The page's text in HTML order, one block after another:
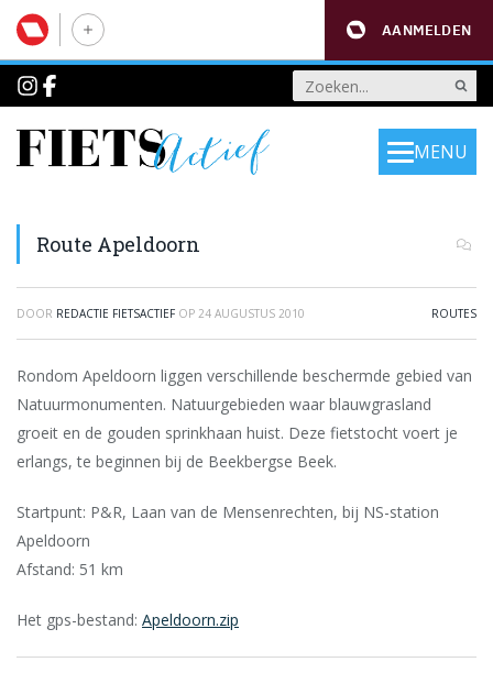
AANMELDEN
MENU
Route Apeldoorn
DOOR REDACTIE FIETSACTIEF OP 24 AUGUSTUS 2010 ROUTES
Rondom Apeldoorn liggen verschillende beschermde gebied van
Natuurmonumenten. Natuurgebieden waar blauwgrasland
groeit en de gouden sprinkhaan huist. Deze fietstocht voert je
erlangs, te beginnen bij de Beekbergse Beek.
Startpunt: P&R, Laan van de Mensenrechten, bij NS-station
Apeldoorn
Afstand: 51 km
Het gps-bestand: Apeldoorn.zip